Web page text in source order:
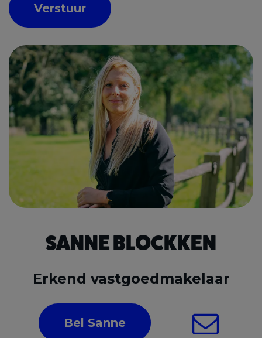
Verstuur
SANNE BLOCKKEN
Erkend vastgoedmakelaar
Bel Sanne